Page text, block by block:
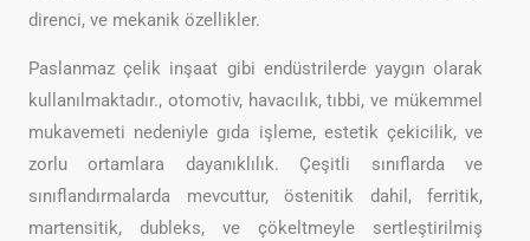
direnci, ve mekanik özellikler.
Paslanmaz çelik inşaat gibi endüstrilerde yaygın olarak
kullanılmaktadır., otomotiv, havacılık, tıbbi, ve mükemmel
mukavemeti nedeniyle gıda işleme, estetik çekicilik, ve
zorlu ortamlara dayanıklılık. Çeşitli sınıflarda ve
sınıflandırmalarda mevcuttur, östenitik dahil, ferritik,
martensitik, dubleks, ve çökeltmeyle sertleştirilmiş